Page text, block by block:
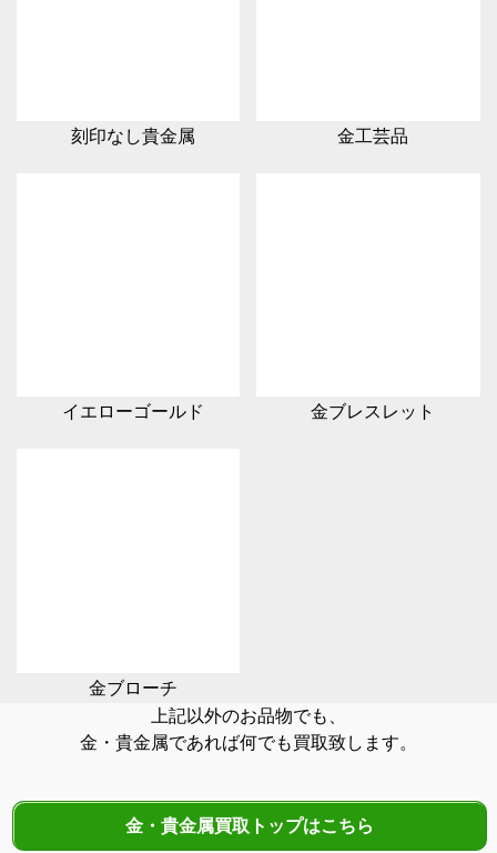
刻印なし貴金属 金工芸品
イエローゴールド 金ブレスレット
金ブローチ
上記以外のお品物でも、
金・貴金属であれば何でも買取致します。
金・貴金属買取トップはこちら